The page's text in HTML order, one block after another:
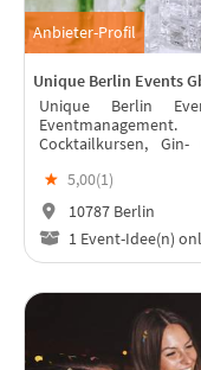
Anbieter-Profil
Unique Berlin Events
Unique Berlin
Cocktailkursen,
★ 5,00(1)
10787 Berlin
1 Event-Idee(n)